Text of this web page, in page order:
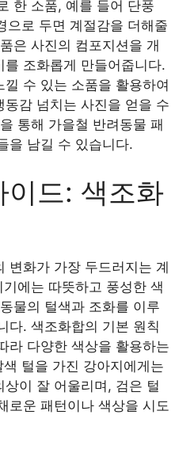
한 소품, 예를 들어 단풍
으로 두면 계절감을 더해줄
은 사진의 컴포지션을 개
조화롭게 만들어줍니다.
수 있는 소품을 활용하여
감 넘치는 사진을 얻을 수
통해 가을철 반려동물 패
을 남길 수 있습니다.
이드: 색조화
변화가 가장 두드러지는 계
에는 따뜻하고 풍성한 색
물의 털색과 조화를 이루
다. 색조화합의 기본 원칙
라 다양한 색상을 활용하는
털을 가진 강아지에게는
이 잘 어울리며, 검은 털
로운 패턴이나 색상을 시도